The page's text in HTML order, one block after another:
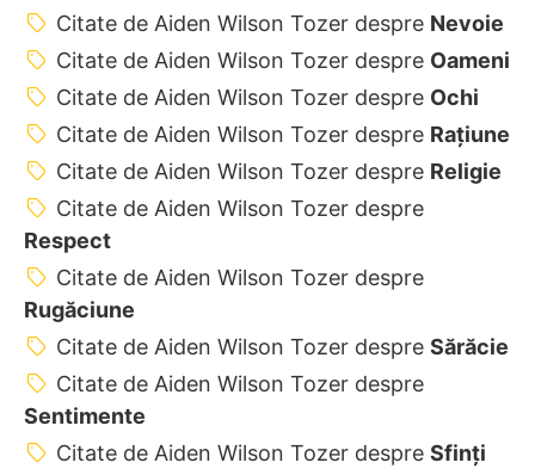
Citate de Aiden Wilson Tozer despre Nevoie
Citate de Aiden Wilson Tozer despre Oameni
Citate de Aiden Wilson Tozer despre Ochi
Citate de Aiden Wilson Tozer despre Rațiune
Citate de Aiden Wilson Tozer despre Religie
Citate de Aiden Wilson Tozer despre
Respect
Citate de Aiden Wilson Tozer despre
Rugăciune
Citate de Aiden Wilson Tozer despre Sărăcie
Citate de Aiden Wilson Tozer despre
Sentimente
Citate de Aiden Wilson Tozer despre Sfinți